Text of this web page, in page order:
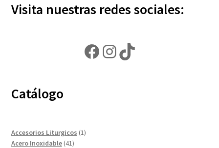
Visita nuestras redes sociales:
Facebook
Instagram
TikTok
Catálogo
Accesorios Liturgicos 11
Acero Inoxidable 4141